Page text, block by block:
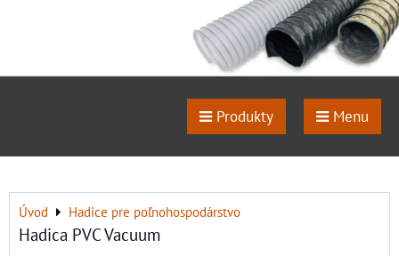
Produkty Menu
Úvod Hadice pre poľnohospodárstvo
Hadica PVC Vacuum